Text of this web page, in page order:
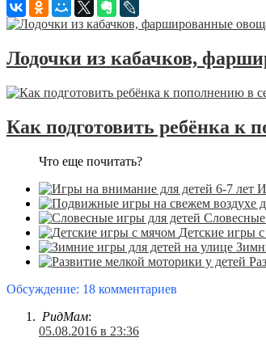
Лодочки из кабачков,
Как подготовить ребёнка к
Что еще почитать?
Детские игры
Обсуждение: 18 комментариев
РидМам:
05.08.2016 в 23:36